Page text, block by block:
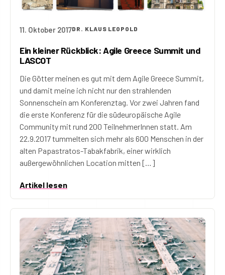
11. Oktober 2017DR. KLAUS LEOPOLD
Ein kleiner Rückblick: Agile Greece Summit und
LASCOT
Die Götter meinen es gut mit dem Agile Greece Summit,
und damit meine ich nicht nur den strahlenden
Sonnenschein am Konferenztag. Vor zwei Jahren fand
die erste Konferenz für die südeuropäische Agile
Community mit rund 200 TeilnehmerInnen statt. Am
22.9.2017 tummelten sich mehr als 600 Menschen in der
alten Papastratos-Tabakfabrik, einer wirklich
außergewöhnlichen Location mitten […]
Artikel lesen